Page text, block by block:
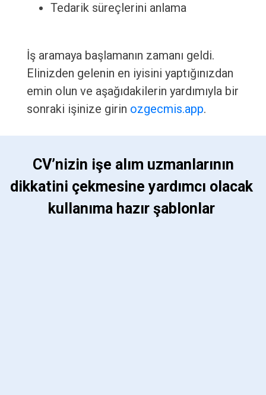
Tedarik süreçlerini anlama
İş aramaya başlamanın zamanı geldi.
Elinizden gelenin en iyisini yaptığınızdan
emin olun ve aşağıdakilerin yardımıyla bir
sonraki işinize girin ozgecmis.app.
dikkatini çekmesine yardımcı olacak
kullanıma hazır şablonlar